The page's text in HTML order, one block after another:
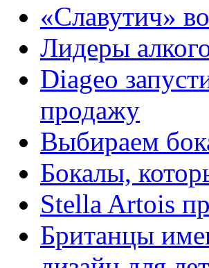
«Славутич»
Лидеры
Diageo
продажу
Выбираем
Бокалы,
Stella Artois
Британцы